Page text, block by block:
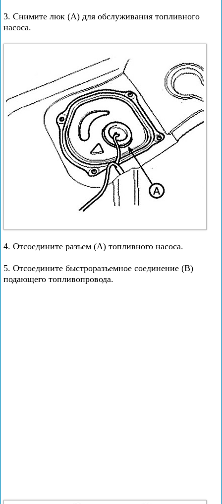
3. Снимите люк (А) для обслуживания топливного
насоса.
4. Отсоедините разъем (А) топливного насоса.
5. Отсоедините быстроразъемное соединение (В)
подающего топливопровода.